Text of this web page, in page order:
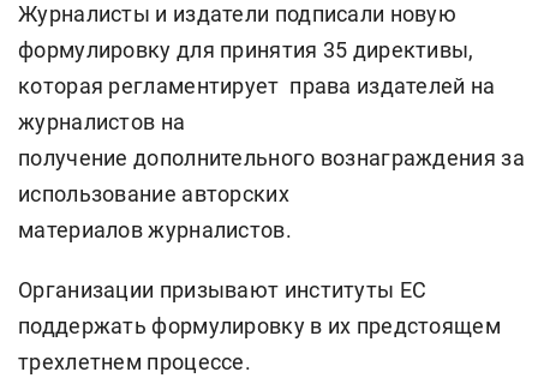
Журналисты и издатели подписали новую
формулировку для принятия 35 директивы,
которая регламентирует права издателей на
журналистов на
получение дополнительного вознаграждения за
использование авторских
материалов журналистов.
Организации призывают институты ЕС
поддержать формулировку в их предстоящем
трехлетнем процессе.